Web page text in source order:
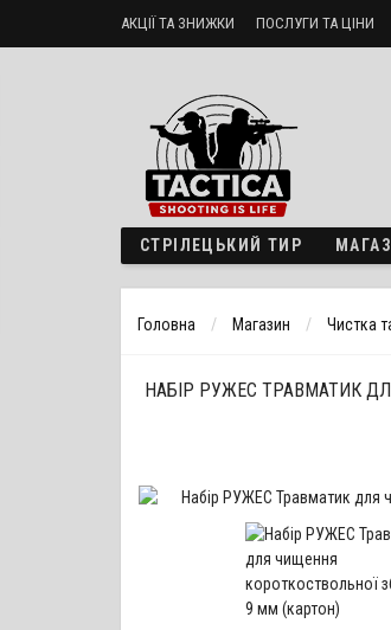
АКЦІЇ ТА ЗНИЖКИ ПОСЛУГИ ТА ЦІНИ
СТРІЛЕЦЬКИЙ ТИР
Головна Магазин Чистка
НАБІР РУЖЕС ТРАВМАТИК